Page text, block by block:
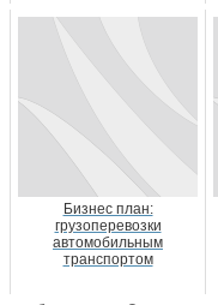
Бизнес план:
грузоперевозки
автомобильным
транспортом